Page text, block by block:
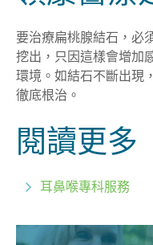
要治療扁桃腺結石，必
挖出，只因這樣會增加
環境。如結石不斷出現
徹底根治。
閱讀更多
耳鼻喉專科服務